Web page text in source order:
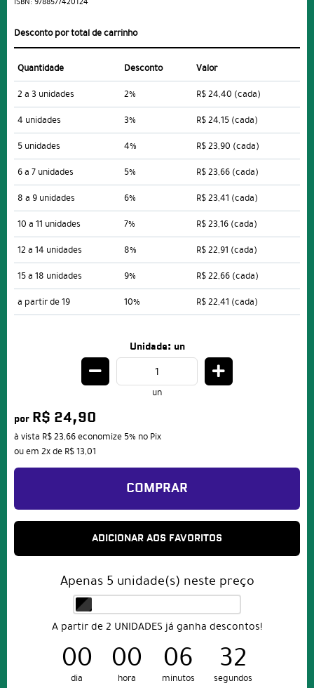
Desconto por total de carrinho
Quantidade Desconto
Valor
2 a 3 unidades
2% R$ 24,40 (cada)
4 unidades
3% R$ 24,15 (cada)
5 unidades
4% R$ 23,90 (cada)
6 a 7 unidades
5% R$ 23,66 (cada)
8 a 9 unidades
6% R$ 23,41 (cada)
10 a 11 unidades
7% R$ 23,16 (cada)
12 a 14 unidades
8% R$ 22,91 (cada)
15 a 18 unidades
9% R$ 22,66 (cada)
a partir de 19
10% R$ 22,41 (cada)
Unidade: un
un
por R$ 24,90
à vista R$ 23,66economize 5% no Pix
ou em 2xde R$ 13,01
COMPRAR
ADICIONAR AOS FAVORITOS
Apenas 5 unidade(s) neste preço
A partir de 2 UNIDADES já ganha descontos!
00
dia
00
hora
06
minutos
31
segundos